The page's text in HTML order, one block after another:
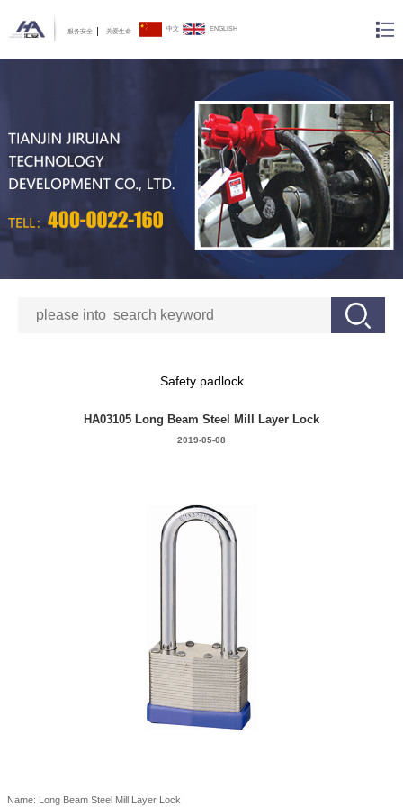
服务安全 关爱生命 中文 ENGLISH
Safety padlock
HA03105 Long Beam Steel Mill Layer Lock
2019-05-08
Name: Long Beam Steel Mill Layer Lock